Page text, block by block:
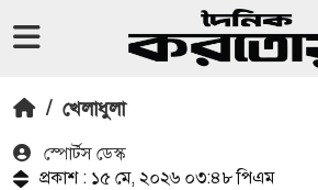
/ খেলাধুলা
স্পোর্টস ডেস্ক
প্রকাশ : ১৫ মে, ২০২৬ ০৩:৪৮ পিএম